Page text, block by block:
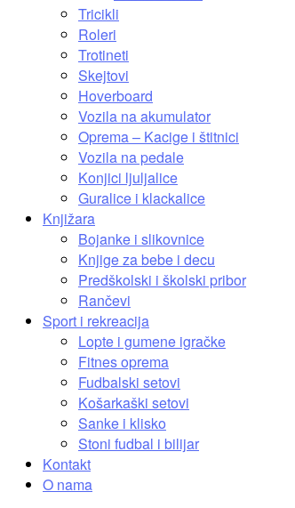
Tricikli
Roleri
Trotineti
Skejtovi
Hoverboard
Vozila na akumulator
Oprema – Kacige i štitnici
Vozila na pedale
Konjici ljuljalice
Guralice i klackalice
Knjižara
Bojanke i slikovnice
Knjige za bebe i decu
Predškolski i školski pribor
Rančevi
Sport i rekreacija
Lopte i gumene igračke
Fitnes oprema
Fudbalski setovi
Košarkaški setovi
Sanke i klisko
Stoni fudbal i bilijar
Kontakt
O nama